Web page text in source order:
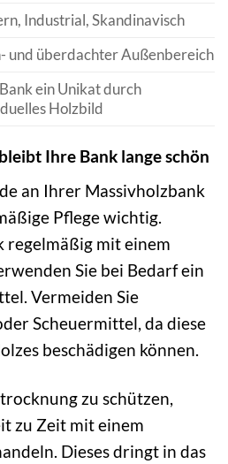
Industrial, Skandinavisch
und überdachter Außenbereich
ein Unikat durch
Holzbild
Ihre Bank lange schön
an Ihrer Massivholzbank
Pflege wichtig.
regelmäßig mit einem
Sie bei Bedarf ein
Vermeiden Sie
Scheuermittel, da diese
beschädigen können.
zu schützen,
zu Zeit mit einem
Dieses dringt in das